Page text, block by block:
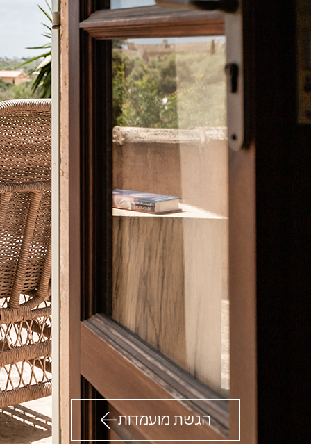
האתר מאפשר לכם
ליצור מפגש איכותי עם
המתכננים הראויים,
בכל קנה מידה, ציבורי
או פרטי
ולעשות בחירה
מושכלת ואמינה, של
המתכננים המתאימים
לצרכיכם
הגשת מועמדות